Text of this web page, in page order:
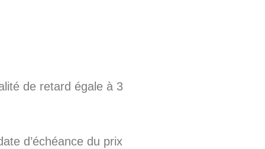
de retard égale à 3
d’échéance du prix